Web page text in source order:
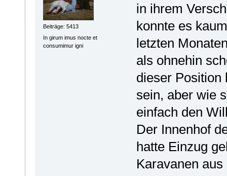
Beiträge: 5413
In girum imus nocte et
consumimur igni
in ihrem
konnte es
letzten
als ohnehin
dieser Position
sein, aber wie
einfach den
Der Innenhof
hatte Einzug
Karavanen